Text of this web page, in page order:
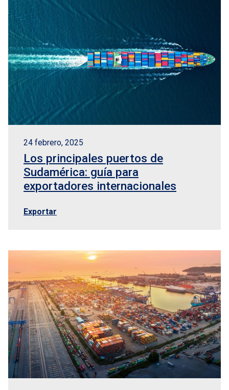
24 febrero, 2025
Los principales puertos de
Sudamérica: guía para
exportadores internacionales
Exportar